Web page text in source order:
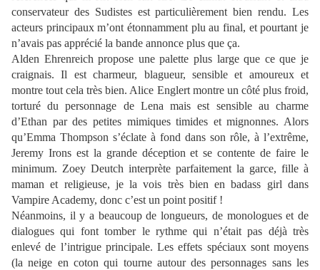
conservateur des Sudistes est particulièrement bien rendu. Les
acteurs principaux m’ont étonnamment plu au final, et pourtant je
n’avais pas apprécié la bande annonce plus que ça.
Alden Ehrenreich propose une palette plus large que ce que je
craignais. Il est charmeur, blagueur, sensible et amoureux et
montre tout cela très bien. Alice Englert montre un côté plus froid,
torturé du personnage de Lena mais est sensible au charme
d’Ethan par des petites mimiques timides et mignonnes. Alors
qu’Emma Thompson s’éclate à fond dans son rôle, à l’extrême,
Jeremy Irons est la grande déception et se contente de faire le
minimum. Zoey Deutch interprète parfaitement la garce, fille à
maman et religieuse, je la vois très bien en badass girl dans
Vampire Academy, donc c’est un point positif !
Néanmoins, il y a beaucoup de longueurs, de monologues et de
dialogues qui font tomber le rythme qui n’était pas déjà très
enlevé de l’intrigue principale. Les effets spéciaux sont moyens
(la neige en coton qui tourne autour des personnages sans les